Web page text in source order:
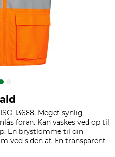
13688. Meget synlig
foran. Kan vaskes ved op til
En brystlomme til din
ved siden af. En transparent